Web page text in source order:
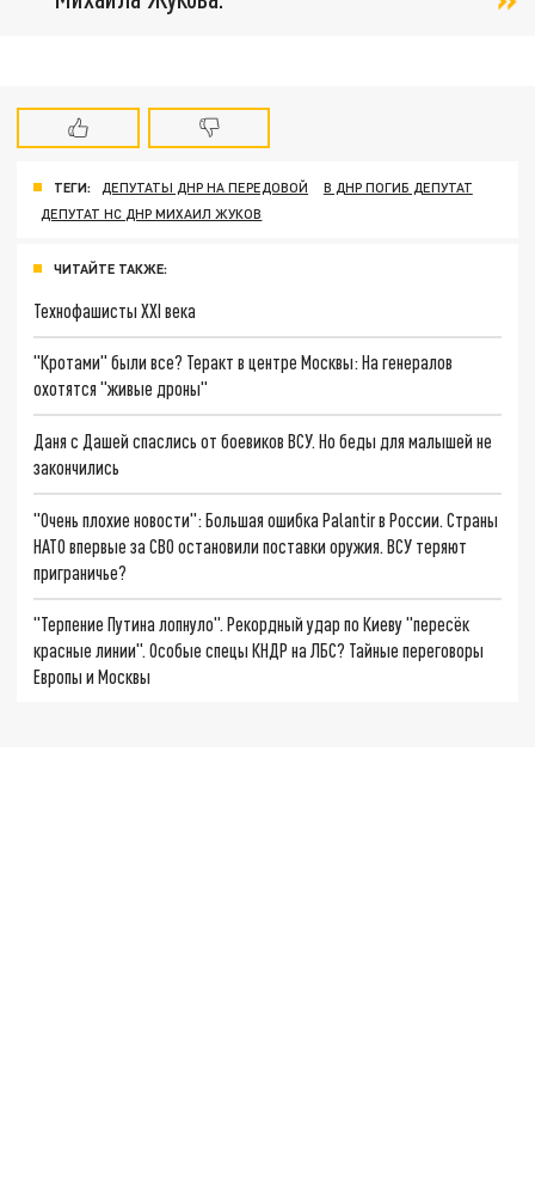
ТЕГИ: ДЕПУТАТЫ ДНР НА ПЕРЕДОВОЙ
В ДНР ПОГИБ ДЕПУТАТ
ДЕПУТАТ НС ДНР МИХАИЛ ЖУКОВ
ЧИТАЙТЕ ТАКЖЕ:
Технофашисты XXI века
"Кротами" были все? Теракт в центре Москвы: На генералов
охотятся "живые дроны"
Даня с Дашей спаслись от боевиков ВСУ. Но беды для малышей не
закончились
"Очень плохие новости": Большая ошибка Palantir в России. Страны
НАТО впервые за СВО остановили поставки оружия. ВСУ теряют
приграничье?
"Терпение Путина лопнуло". Рекордный удар по Киеву "пересёк
красные линии". Особые спецы КНДР на ЛБС? Тайные переговоры
Европы и Москвы